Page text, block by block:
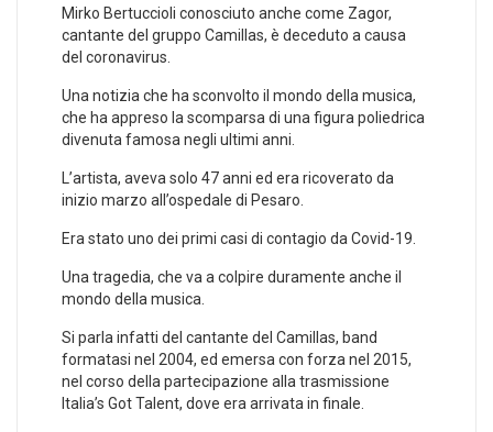
Mirko Bertuccioli conosciuto anche come Zagor,
cantante del gruppo Camillas, è deceduto a causa
del coronavirus.
Una notizia che ha sconvolto il mondo della musica,
che ha appreso la scomparsa di una figura poliedrica
divenuta famosa negli ultimi anni.
L’artista, aveva solo 47 anni ed era ricoverato da
inizio marzo all’ospedale di Pesaro.
Era stato uno dei primi casi di contagio da Covid-19.
Una tragedia, che va a colpire duramente anche il
mondo della musica.
Si parla infatti del cantante del Camillas, band
formatasi nel 2004, ed emersa con forza nel 2015,
nel corso della partecipazione alla trasmissione
Italia’s Got Talent, dove era arrivata in finale.